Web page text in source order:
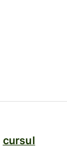
cursul